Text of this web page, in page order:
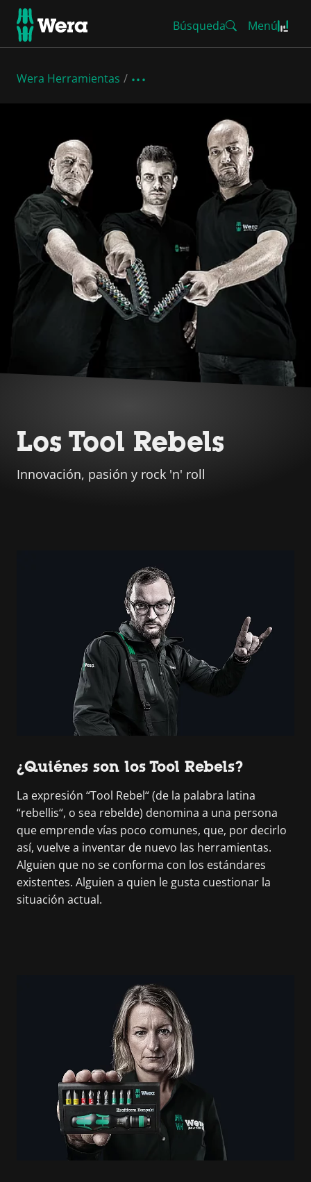
Búsqueda Menú
Wera Herramientas
Los Tool Rebels
Innovación, pasión y rock 'n' roll
¿Quiénes son los Tool Rebels?
La expresión “Tool Rebel“ (de la palabra latina
“rebellis“, o sea rebelde) denomina a una persona
que emprende vías poco comunes, que, por decirlo
así, vuelve a inventar de nuevo las herramientas.
Alguien que no se conforma con los estándares
existentes. Alguien a quien le gusta cuestionar la
situación actual.